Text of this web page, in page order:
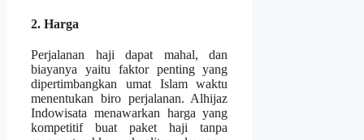
2. Harga
Perjalanan haji dapat mahal, dan
biayanya yaitu faktor penting yang
dipertimbangkan umat Islam waktu
menentukan biro perjalanan. Alhijaz
Indowisata menawarkan harga yang
kompetitif buat paket haji tanpa